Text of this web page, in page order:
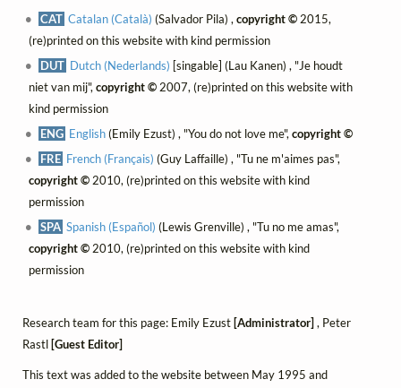
CAT Catalan (Català) (Salvador Pila) ,copyright ©2015,
(re)printed on this website with kind permission
DUT Dutch (Nederlands) [singable] (Lau Kanen) , "Je houdt
niet van mij",copyright ©2007, (re)printed on this website with
kind permission
ENG English(Emily Ezust) , "You do not love me",copyright ©
FRE French (Français) (Guy Laffaille) , "Tu ne m'aimes pas",
copyright ©2010, (re)printed on this website with kind
permission
SPA Spanish (Español) (Lewis Grenville) , "Tu no me amas",
copyright ©2010, (re)printed on this website with kind
permission
Research team for this page: Emily Ezust[Administrator], Peter
Rastl[Guest Editor]
This text was added to the website between May 1995 and